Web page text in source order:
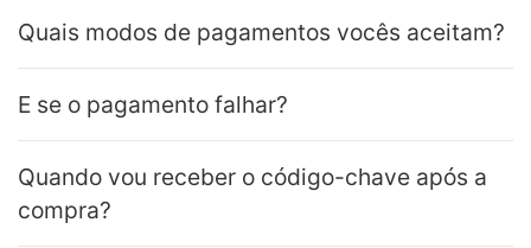
Quais modos de pagamentos vocês aceitam?
E se o pagamento falhar?
Quando vou receber o código-chave após a
compra?